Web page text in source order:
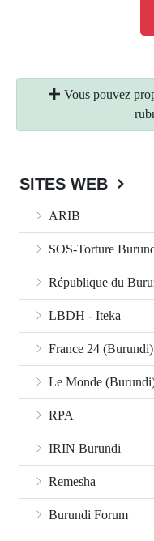
Vous pouvez
SITES WEB
ARIB
SOS-Torture
République du
LBDH - Iteka
France 24 (Burundi)
Le Monde
RPA
IRIN Burundi
Remesha
Burundi Forum